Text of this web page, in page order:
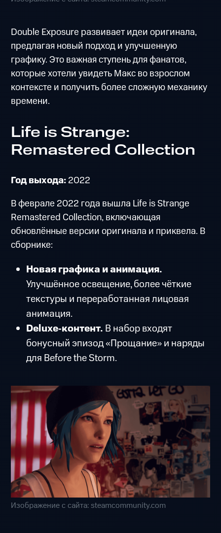
Double Exposure развивает идеи оригинала,
предлагая новый подход и улучшенную
графику. Это важная ступень для фанатов,
которые хотели увидеть Макс во взрослом
контексте и получить более сложную механику
времени.
Life is Strange:
Remastered Collection
Год выхода:2022
В феврале 2022 года вышла Life is Strange
Remastered Collection, включающая
обновлённые версии оригинала и приквела. В
сборнике:
Новая графика и анимация.
Улучшённое освещение, более чёткие
текстуры и переработанная лицовая
анимация.
Deluxe‑контент. В набор входят
бонусный эпизод «Прощание» и наряды
для Before the Storm.
Изображение с сайта: steamcommunity.com